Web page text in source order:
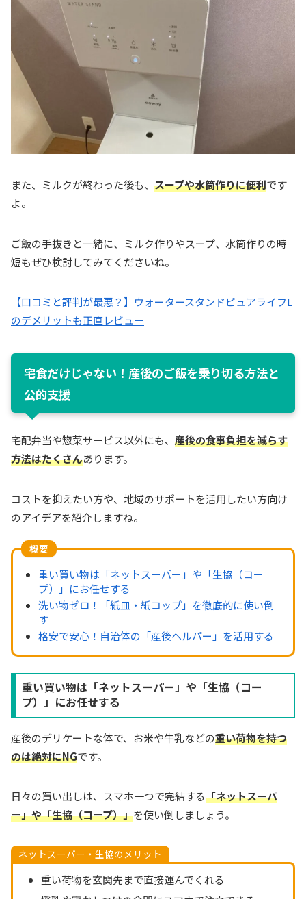
また、ミルクが終わった後も、 スープや水筒作りに便利です
よ。
ご飯の手抜きと一緒に、ミルク作りやスープ、水筒作りの時
短もぜひ検討してみてくださいね。
【口コミと評判が最悪？】ウォータースタンドピュアライフL
のデメリットも正直レビュー
宅食だけじゃない！産後のご飯を乗り切る方法と
公的支援
宅配弁当や惣菜サービス以外にも、 産後の食事負担を減らす
方法はたくさんあります。
コストを抑えたい方や、地域のサポートを活用したい方向け
のアイデアを紹介しますね。
概要
重い買い物は「ネットスーパー」や「生協（コー
プ）」にお任せする
洗い物ゼロ！「紙皿・紙コップ」を徹底的に使い倒
す
格安で安心！自治体の「産後ヘルパー」を活用する
重い買い物は「ネットスーパー」や「生協（コー
プ）」にお任せする
産後のデリケートな体で、お米や牛乳などの重い荷物を持つ
のは絶対にNGです。
日々の買い出しは、スマホ一つで完結する「ネットスーパ
ー」や「生協（コープ）」を使い倒しましょう。
ネットスーパー・生協のメリット
重い荷物を玄関先まで直接運んでくれる